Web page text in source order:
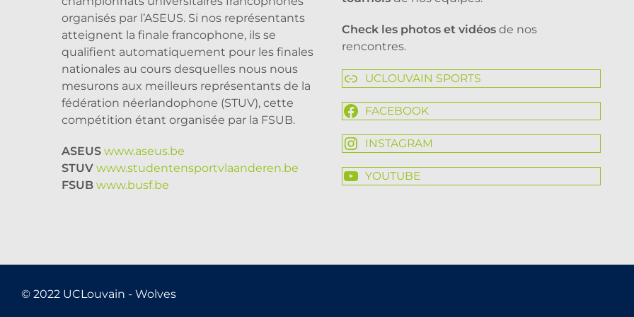
organisés par l’ASEUS. Si nos représentants
atteignent la finale francophone, ils se
qualifient automatiquement pour les finales
nationales au cours desquelles nous nous
mesurons aux meilleurs représentants de la
fédération néerlandophone (STUV), cette
compétition étant organisée par la FSUB.
ASEUS www.aseus.be
STUV www.studentensportvlaanderen.be
FSUB www.busf.be
Check les photos et vidéos de nos
rencontres.
UCLOUVAIN SPORTS
FACEBOOK
INSTAGRAM
YOUTUBE
© 2022 UCLouvain - Wolves